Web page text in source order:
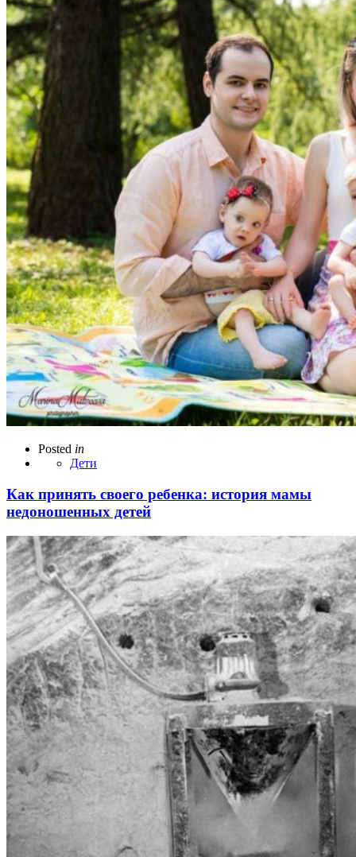
Posted in
Дети
Как принять своего ребенка: история мамы
недоношенных детей